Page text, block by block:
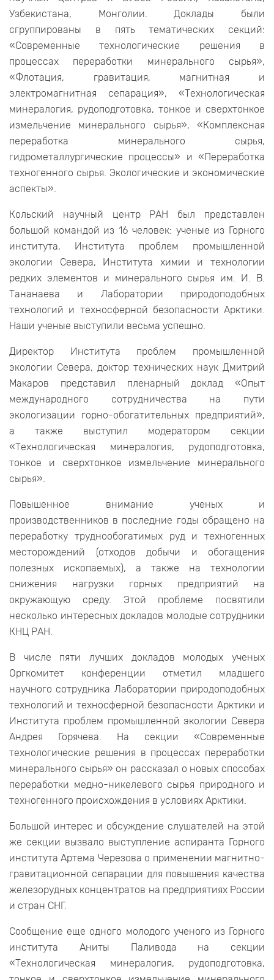
Узбекистана, Монголии. Доклады были
сгруппированы в пять тематических секций:
«Современные технологические решения в
процессах переработки минерального сырья»,
«Флотация, гравитация, магнитная и
электромагнитная сепарация», «Технологическая
минералогия, рудоподготовка, тонкое и сверхтонкое
измельчение минерального сырья», «Комплексная
переработка минерального сырья,
гидрометаллургические процессы» и «Переработка
техногенного сырья. Экологические и экономические
аспекты».
Кольский научный центр РАН был представлен
большой командой из 16 человек: ученые из Горного
института, Института проблем промышленной
экологии Севера, Института химии и технологии
редких элементов и минерального сырья им. И. В.
Тананаева и Лаборатории природоподобных
технологий и техносферной безопасности Арктики.
Наши ученые выступили весьма успешно.
Директор Института проблем промышленной
экологии Севера, доктор технических наук Дмитрий
Макаров представил пленарный доклад «Опыт
международного сотрудничества на пути
экологизации горно-обогатительных предприятий»,
а также выступил модератором секции
«Технологическая минералогия, рудоподготовка,
тонкое и сверхтонкое измельчение минерального
сырья».
Повышенное внимание ученых и
производственников в последние годы обращено на
переработку труднообогатимых руд и техногенных
месторождений (отходов добычи и обогащения
полезных ископаемых), а также на технологии
снижения нагрузки горных предприятий на
окружающую среду. Этой проблеме посвятили
несколько интересных докладов молодые сотрудники
КНЦ РАН.
В числе пяти лучших докладов молодых ученых
Оргкомитет конференции отметил младшего
научного сотрудника Лаборатории природоподобных
технологий и техносферной безопасности Арктики и
Института проблем промышленной экологии Севера
Андрея Горячева. На секции «Современные
технологические решения в процессах переработки
минерального сырья» он рассказал о новых способах
переработки медно-никелевого сырья природного и
техногенного происхождения в условиях Арктики.
Большой интерес и обсуждение слушателей на этой
же секции вызвало выступление аспиранта Горного
института Артема Черезова о применении магнитно-
гравитационной сепарации для повышения качества
железорудных концентратов на предприятиях России
и стран СНГ.
Сообщение еще одного молодого ученого из Горного
института Аниты Паливода на секции
«Технологическая минералогия, рудоподготовка,